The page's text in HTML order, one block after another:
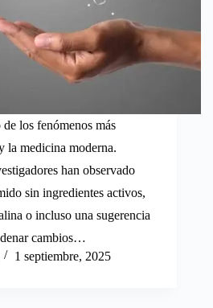
los fenómenos más
la medicina moderna.
han observado
sin ingredientes activos,
o incluso una sugerencia
cambios…
1 septiembre, 2025